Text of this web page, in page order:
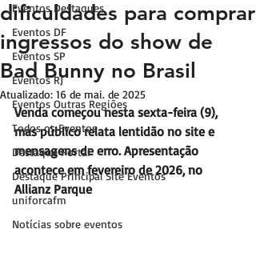
Eventos Destaques
Eventos DF
Eventos SP
Eventos RJ
Eventos Outras Regiões
Todos os Eventos
Destaque Portal
Destaque Principal Site Eventos
uniforcafm
Notícias sobre eventos
dificuldades para comprar
ingressos do show de
Bad Bunny no Brasil
Atualizado: 16 de mai. de 2025
Venda começou nesta sexta-feira (9),
mas público relata lentidão no site e
mensagens de erro. Apresentação
acontece em fevereiro de 2026, no
Allianz Parque